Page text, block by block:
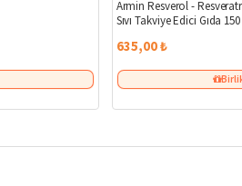
Armin Resverol -
Sıvı Takviye Edici Gıda
635,00 ₺